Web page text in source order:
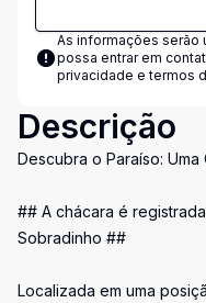
As informações serão
possa entrar em
privacidade e termos
Descrição
Descubra o Paraíso:
## A chácara é
Sobradinho ##
Localizada em uma